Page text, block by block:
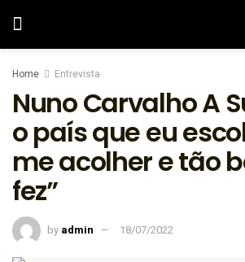
Home Entrevista
Nuno Carvalho A
o país que eu
me acolher e tão
fez”
by admin 18/07/2022